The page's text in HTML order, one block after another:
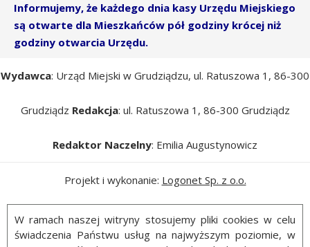
Informujemy, że każdego dnia kasy Urzędu Miejskiego
są otwarte dla Mieszkańców pół godziny krócej niż
godziny otwarcia Urzędu.
Wydawca: Urząd Miejski w Grudziądzu, ul. Ratuszowa 1, 86-300
Grudziądz Redakcja: ul. Ratuszowa 1, 86-300 Grudziądz
Redaktor Naczelny: Emilia Augustynowicz
Projekt i wykonanie: Logonet Sp. z o.o.
W ramach naszej witryny stosujemy pliki cookies w celu
świadczenia Państwu usług na najwyższym poziomie, w